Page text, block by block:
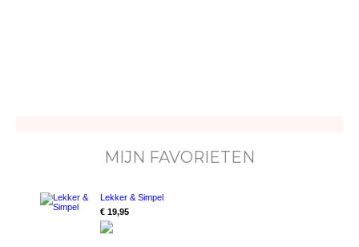
MIJN FAVORIETEN
Lekker & Simpel
€ 19,95